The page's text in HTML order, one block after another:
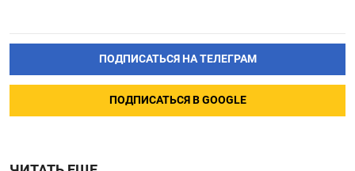
ПОДПИСАТЬСЯ НА ТЕЛЕГРАМ
ПОДПИСАТЬСЯ В GOOGLE